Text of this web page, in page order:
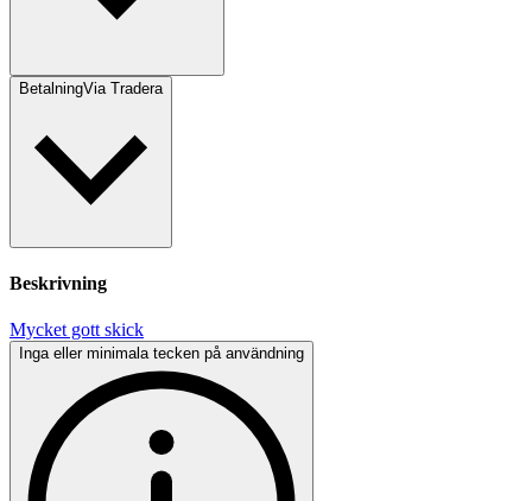
BetalningVia Tradera
Beskrivning
Mycket gott skick
Inga eller minimala tecken på användning